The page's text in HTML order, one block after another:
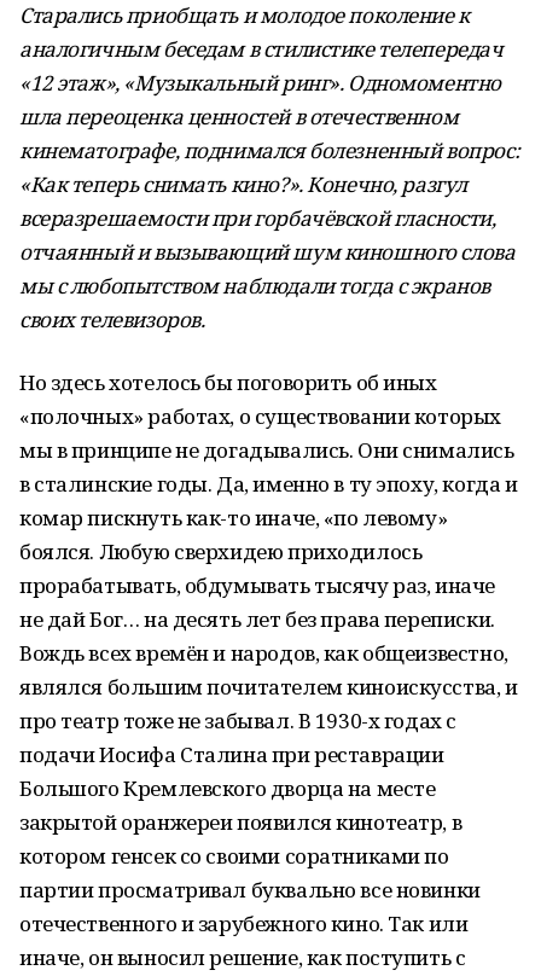
Старались приобщать и молодое поколение к
аналогичным беседам в стилистике телепередач
«12 этаж», «Музыкальный ринг». Одномоментно
шла переоценка ценностей в отечественном
кинематографе, поднимался болезненный вопрос:
«Как теперь снимать кино?». Конечно, разгул
всеразрешаемости при горбачёвской гласности,
отчаянный и вызывающий шум киношного слова
мы с любопытством наблюдали тогда с экранов
своих телевизоров.
Но здесь хотелось бы поговорить об иных
«полочных» работах, о существовании которых
мы в принципе не догадывались. Они снимались
в сталинские годы. Да, именно в ту эпоху, когда и
комар пискнуть как-то иначе, «по левому»
боялся. Любую сверхидею приходилось
прорабатывать, обдумывать тысячу раз, иначе
не дай Бог… на десять лет без права переписки.
Вождь всех времён и народов, как общеизвестно,
являлся большим почитателем киноискусства, и
про театр тоже не забывал. В 1930-х годах с
подачи Иосифа Сталина при реставрации
Большого Кремлевского дворца на месте
закрытой оранжереи появился кинотеатр, в
котором генсек со своими соратниками по
партии просматривал буквально все новинки
отечественного и зарубежного кино. Так или
иначе, он выносил решение, как поступить с